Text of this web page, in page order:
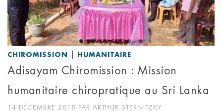
CHIROMISSION HUMANITAIRE
Adisayam Chiromission : Mission
humanitaire chiropratique au Sri Lanka
14 DÉCEMBRE 2018 PAR ARTHUR STERNITZKY